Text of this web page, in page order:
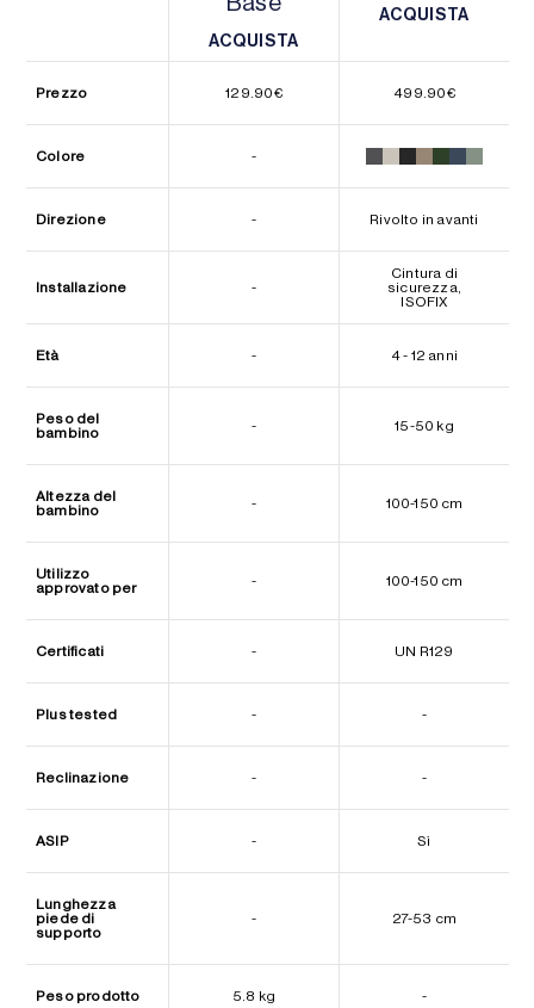
ACQUISTA
ACQUISTA
ACQUISTA
Prezzo 129.90€ 499.90€
Colore -
Direzione - Rivolto in avanti
Installazione -
Cintura di
sicurezza,
ISOFIX
Età - 4 - 12 anni
Peso del
bambino
- 15-50 kg
Altezza del
bambino
- 100-150 cm
Utilizzo
approvato per
- 100-150 cm
Certificati - UN R129
Plus tested - -
Reclinazione - -
ASIP - Sì
Lunghezza
piede di
supporto
- 27-53 cm
Peso prodotto 5.8 kg -